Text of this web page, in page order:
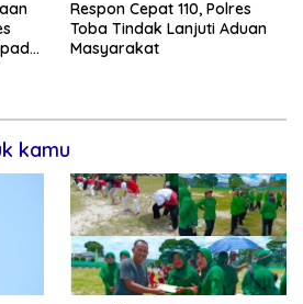
Respon Cepat 110, Polres
Toba Tindak Lanjuti Aduan
Masyarakat
kamu